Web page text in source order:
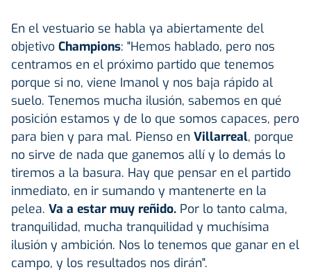
En el vestuario se habla ya abiertamente del
objetivo Champions: "Hemos hablado, pero nos
centramos en el próximo partido que tenemos
porque si no, viene Imanol y nos baja rápido al
suelo. Tenemos mucha ilusión, sabemos en qué
posición estamos y de lo que somos capaces, pero
para bien y para mal. Pienso en Villarreal, porque
no sirve de nada que ganemos allí y lo demás lo
tiremos a la basura. Hay que pensar en el partido
inmediato, en ir sumando y mantenerte en la
pelea. Va a estar muy reñido. Por lo tanto calma,
tranquilidad, mucha tranquilidad y muchísima
ilusión y ambición. Nos lo tenemos que ganar en el
campo, y los resultados nos dirán".